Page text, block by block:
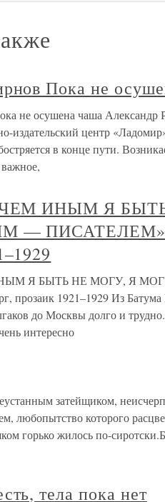
Пока не
не осушена чаша
издательский центр
в конце пути.
важное,
ИНЫМ Я
— ПИСАТЕЛЕМ»
Я БЫТЬ НЕ МОГУ, Я
прозаик 1921–1929 Из
до Москвы долго и
интересно
затейщиком,
любопытство которого
горько жилось по-
тела пока нет